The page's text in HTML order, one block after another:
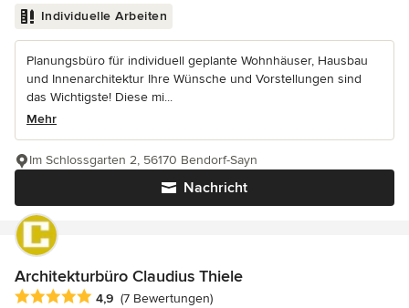
Individuelle Arbeiten
Planungsbüro für individuell geplante Wohnhäuser, Hausbau
und Innenarchitektur Ihre Wünsche und Vorstellungen sind
das Wichtigste! Diese mi...
Mehr
Nachricht
Im Schlossgarten 2, 56170 Bendorf-Sayn
Architekturbüro Claudius Thiele
Durchschnittliche Bewertung: 4.9 von 5 Sternen
4,9 (7 Bewertungen)